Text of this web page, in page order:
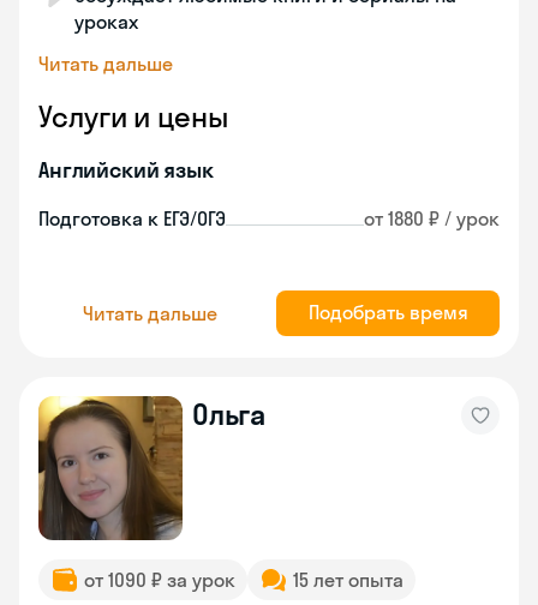
уроках
Читать дальше
Услуги и цены
Английский язык
Подготовка к ЕГЭ/ОГЭ от 1880 ₽ / урок
Читать дальше Подобрать время
Ольга
от 1090 ₽ за урок 15 лет опыта